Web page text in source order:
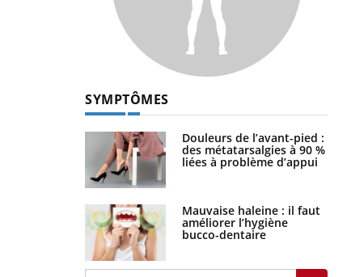
SYMPTÔMES
Douleurs de l’avant-pied :
des métatarsalgies à 90 %
liées à problème d’appui
Mauvaise haleine : il faut
améliorer l’hygiène
bucco-dentaire